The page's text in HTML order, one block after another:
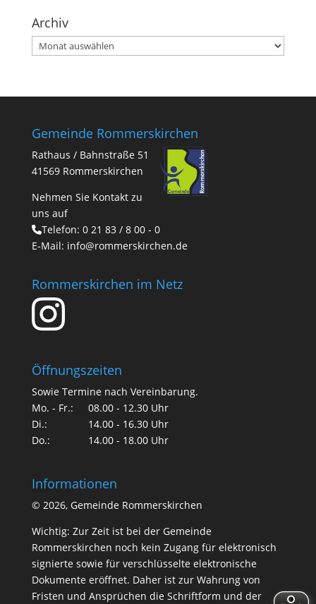
Archiv
Archiv
Gemeinde Rommerskirchen
Rathaus / Bahnstraße 51
41569 Rommerskirchen
Nehmen Sie Kontakt zu
uns auf
Telefon: 0 21 83 / 8 00 - 0
E-Mail: info@rommerskirchen.de
Rommerskirchen im Netz
Öffnungszeiten
Sowie Termine nach Vereinbarung.
Mo. - Fr.:
08.00 - 12.30 Uhr
Di.:
14.00 - 16.30 Uhr
Do.:
14.00 - 18.00 Uhr
Informationen
© 2026, Gemeinde Rommerskirchen
Wichtig: Zur Zeit ist bei der Gemeinde
Rommerskirchen noch kein Zugang für elektronisch
signierte sowie für verschlüsselte elektronische
Dokumente eröffnet. Daher ist zur Wahrung von
Fristen und Ansprüchen die Schriftform und der